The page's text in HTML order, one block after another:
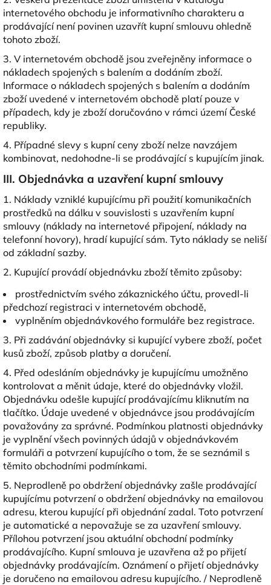
internetového obchodu je informativního charakteru a
prodávající není povinen uzavřít kupní smlouvu ohledně
tohoto zboží.
3. V internetovém obchodě jsou zveřejněny informace o
nákladech spojených s balením a dodáním zboží.
Informace o nákladech spojených s balením a dodáním
zboží uvedené v internetovém obchodě platí pouze v
případech, kdy je zboží doručováno v rámci území České
republiky.
4. Případné slevy s kupní ceny zboží nelze navzájem
kombinovat, nedohodne-li se prodávající s kupujícím jinak.
III. Objednávka a uzavření kupní smlouvy
1. Náklady vzniklé kupujícímu při použití komunikačních
prostředků na dálku v souvislosti s uzavřením kupní
smlouvy (náklady na internetové připojení, náklady na
telefonní hovory), hradí kupující sám. Tyto náklady se neliší
od základní sazby.
2. Kupující provádí objednávku zboží těmito způsoby:
prostřednictvím svého zákaznického účtu, provedl-li
předchozí registraci v internetovém obchodě,
vyplněním objednávkového formuláře bez registrace.
3. Při zadávání objednávky si kupující vybere zboží, počet
kusů zboží, způsob platby a doručení.
4. Před odesláním objednávky je kupujícímu umožněno
kontrolovat a měnit údaje, které do objednávky vložil.
Objednávku odešle kupující prodávajícímu kliknutím na
tlačítko. Údaje uvedené v objednávce jsou prodávajícím
považovány za správné. Podmínkou platnosti objednávky
je vyplnění všech povinných údajů v objednávkovém
formuláři a potvrzení kupujícího o tom, že se seznámil s
těmito obchodními podmínkami.
5. Neprodleně po obdržení objednávky zašle prodávající
kupujícímu potvrzení o obdržení objednávky na emailovou
adresu, kterou kupující při objednání zadal. Toto potvrzení
je automatické a nepovažuje se za uzavření smlouvy.
Přílohou potvrzení jsou aktuální obchodní podmínky
prodávajícího. Kupní smlouva je uzavřena až po přijetí
objednávky prodávajícím. Oznámení o přijetí objednávky
je doručeno na emailovou adresu kupujícího. / Neprodleně